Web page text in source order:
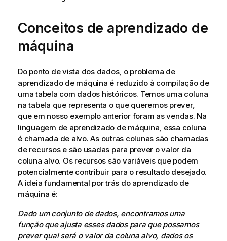
Conceitos de aprendizado de
máquina
Do ponto de vista dos dados, o problema de
aprendizado de máquina é reduzido à compilação de
uma tabela com dados históricos. Temos uma coluna
na tabela que representa o que queremos prever,
que em nosso exemplo anterior foram as vendas. Na
linguagem de aprendizado de máquina, essa coluna
é chamada de alvo. As outras colunas são chamadas
de recursos e são usadas para prever o valor da
coluna alvo. Os recursos são variáveis que podem
potencialmente contribuir para o resultado desejado.
A ideia fundamental por trás do aprendizado de
máquina é:
Dado um conjunto de dados, encontramos uma
função que ajusta esses dados para que possamos
prever qual será o valor da coluna alvo, dados os